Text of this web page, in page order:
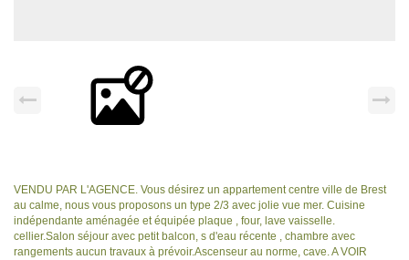
VENDU PAR L'AGENCE. Vous désirez un appartement centre ville de Brest
au calme, nous vous proposons un type 2/3 avec jolie vue mer. Cuisine
indépendante aménagée et équipée plaque , four, lave vaisselle.
cellier.Salon séjour avec petit balcon, s d'eau récente , chambre avec
rangements aucun travaux à prévoir.Ascenseur au norme, cave. A VOIR